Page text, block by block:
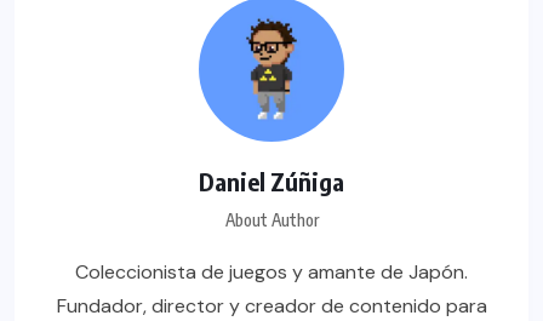
Daniel Zúñiga
About Author
Coleccionista de juegos y amante de Japón.
Fundador, director y creador de contenido para